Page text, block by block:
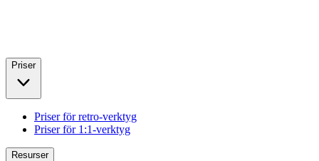
Priser
Priser för retro-verktyg
Priser för 1:1-verktyg
Resurser